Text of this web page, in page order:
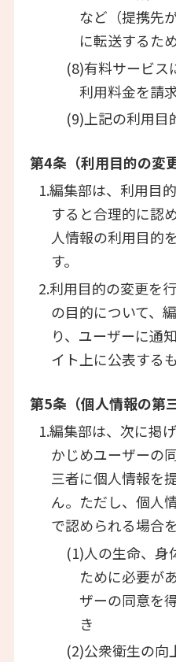
など（提携先
に転送するた
(8)有料サービス
利用料金を請
(9)上記の利用目
第4条（利用目的の変更
1.編集部は、利用目
すると合理的に認
人情報の利用目的
す。
2.利用目的の変更を
の目的について、
り、ユーザーに通
イト上に公表する
第5条（個人情報の第
1.編集部は、次に掲
かじめユーザーの
三者に個人情報を
ん。ただし、個人
で認められる場合
(1)人の生命、身
ために必要が
ザーの同意を
き
(2)公衆衛生の向